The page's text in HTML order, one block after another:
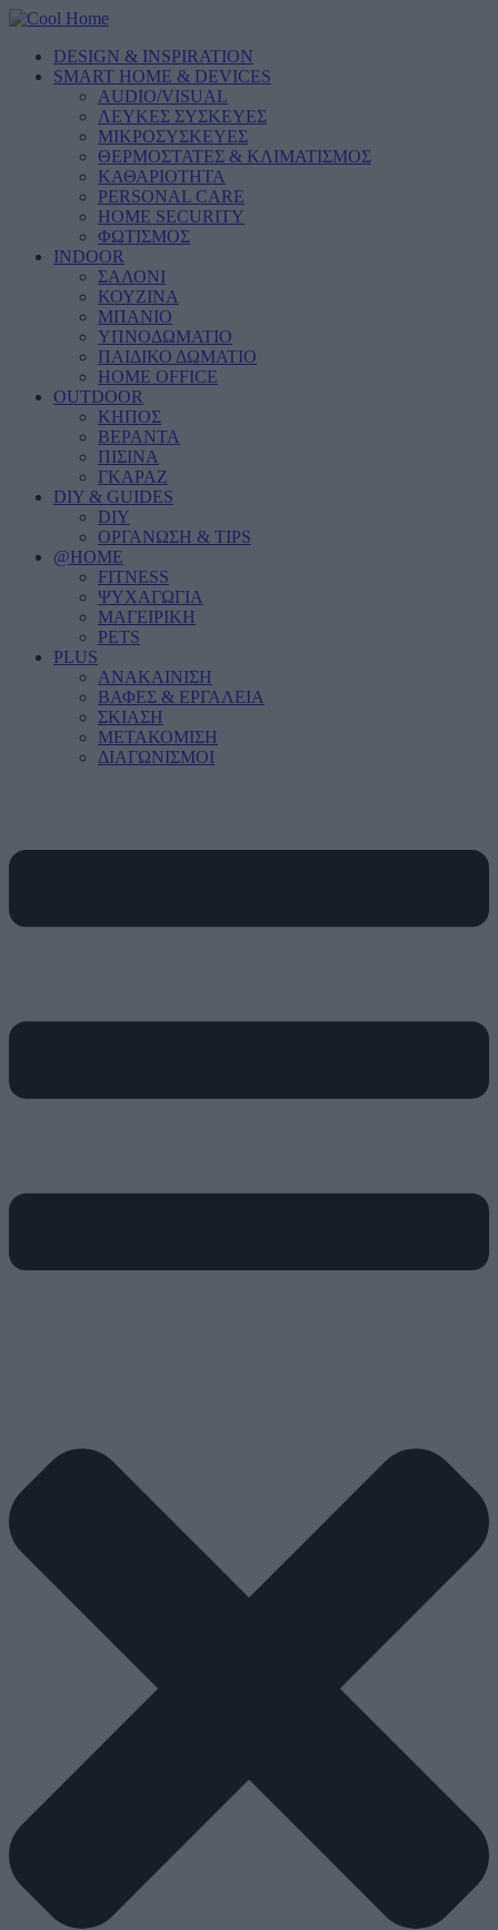
DESIGN & INSPIRATION
SMART HOME & DEVICES
AUDIO/VISUAL
ΛΕΥΚΕΣ ΣΥΣΚΕΥΕΣ
ΜΙΚΡΟΣΥΣΚΕΥΕΣ
ΘΕΡΜΟΣΤΑΤΕΣ & ΚΛΙΜΑΤΙΣΜΟΣ
ΚΑΘΑΡΙΟΤΗΤΑ
PERSONAL CARE
HOME SECURITY
ΦΩΤΙΣΜΟΣ
INDOOR
ΣΑΛΟΝΙ
ΚΟΥΖΙΝΑ
ΜΠΑΝΙΟ
ΥΠΝΟΔΩΜΑΤΙΟ
ΠΑΙΔΙΚΟ ΔΩΜΑΤΙΟ
HOME OFFICE
OUTDOOR
ΚΗΠΟΣ
ΒΕΡΑΝΤΑ
ΠΙΣΙΝΑ
ΓΚΑΡΑΖ
DIY & GUIDES
DIY
ΟΡΓΑΝΩΣΗ & TIPS
@HOME
FITNESS
ΨΥΧΑΓΩΓΙΑ
ΜΑΓΕΙΡΙΚΗ
PETS
PLUS
ΑΝΑΚΑΙΝΙΣΗ
ΒΑΦΕΣ & ΕΡΓΑΛΕΙΑ
ΣΚΙΑΣΗ
ΜΕΤΑΚΟΜΙΣΗ
ΔΙΑΓΩΝΙΣΜΟΙ